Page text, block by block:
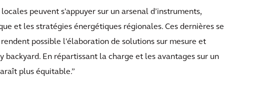
peuvent s'appuyer sur un arsenal d’instruments,
et les stratégies énergétiques régionales. Ces dernières se
possible l'élaboration de solutions sur mesure et
backyard. En répartissant la charge et les avantages sur un
plus équitable.”